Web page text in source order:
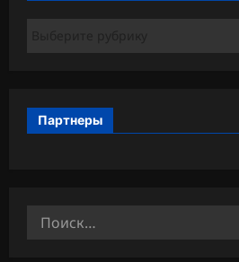
Партнеры
Найти: